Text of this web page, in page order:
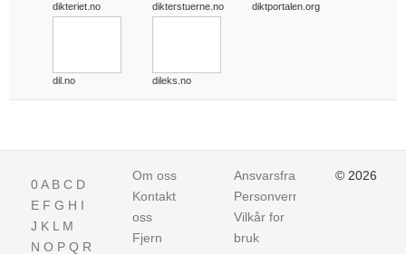
dikteriet.no dikterstuerne.no diktportalen.org
dil.no dileks.no
0A B C D
E F G H I
J K L M
N O P Q R
Om oss
Kontakt
oss
Fjern
Ansvarsfraskrivelse
Personvern
Vilkår for
bruk
© 2026